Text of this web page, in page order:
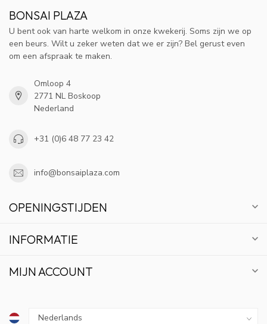
BONSAI PLAZA
U bent ook van harte welkom in onze kwekerij. Soms zijn we op
een beurs. Wilt u zeker weten dat we er zijn? Bel gerust even
om een afspraak te maken.
Omloop 4
2771 NL Boskoop
Nederland
+31 (0)6 48 77 23 42
info@bonsaiplaza.com
OPENINGSTIJDEN
INFORMATIE
MIJN ACCOUNT